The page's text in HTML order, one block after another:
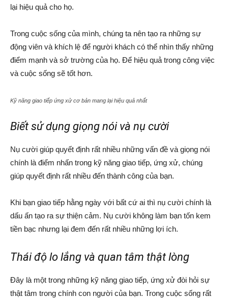
lại hiệu quả cho họ.
Trong cuộc sống của mình, chúng ta nên tạo ra những sự
động viên và khích lệ để người khách có thể nhìn thấy những
điểm mạnh và sở trường của họ. Để hiệu quả trong công việc
và cuộc sống sẽ tốt hơn.
Kỹ năng giao tiếp ứng xử cơ bản mang lại hiệu quả nhất
Biết sử dụng giọng nói và nụ cười
Nụ cười giúp quyết định rất nhiều những vấn đề và giọng nói
chính là điểm nhấn trong kỹ năng giao tiếp, ứng xử, chúng
giúp quyết định rất nhiều đến thành công của bạn.
Khi bạn giao tiếp hằng ngày với bất cứ ai thì nụ cười chính là
dấu ấn tạo ra sự thiện cảm. Nụ cười không làm bạn tốn kem
tiền bạc nhưng lại đem đến rất nhiều những lợi ích.
Thái độ lo lắng và quan tâm thật lòng
Đây là một trong những kỹ năng giao tiếp, ứng xử đòi hỏi sự
thật tâm trong chính con người của bạn. Trong cuộc sống rất